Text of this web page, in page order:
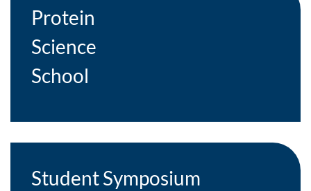
Protein
Science
School
StudentSymposium